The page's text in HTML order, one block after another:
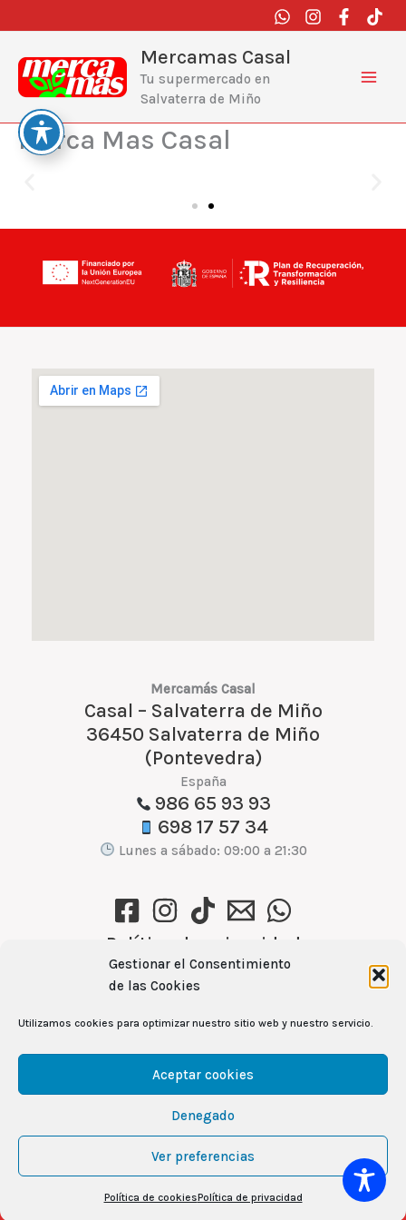
Gestionar el Consentimiento
de las Cookies
Utilizamos cookies para optimizar nuestro sitio web y nuestro servicio.
Aceptar cookies
Denegado
Ver preferencias
Política de cookiesPolítica de privacidad
al
contenido
Mercamas Casal
Tu supermercado en
Salvaterra de Miño
Merca Mas Casal
Mercamás Casal
Casal – Salvaterra de Miño
36450 Salvaterra de Miño
(Pontevedra)
España
986 65 93 93
698 17 57 34
Lunes a sábado: 09:00 a 21:30
Política de privacidad
Política de cookies (UE)
Aviso Legal
Ver recetas →
Copyright © 2026 Mercamas Casal | Powered by
104
CUBES& Rita García Gil